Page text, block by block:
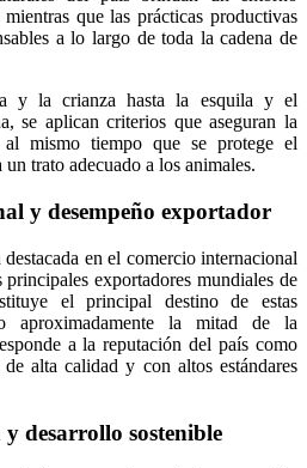
que las prácticas productivas
a lo largo de toda la cadena de
y la crianza hasta la esquila y el
se aplican criterios que aseguran la
mismo tiempo que se protege el
trato adecuado a los animales.
y desempeño exportador
en el comercio internacional
exportadores mundiales de
el principal destino de estas
aproximadamente la mitad de la
a la reputación del país como
alta calidad y con altos estándares
desarrollo sostenible